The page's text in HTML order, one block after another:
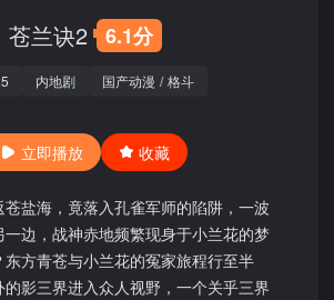
苍兰诀2 6.1分
内地剧 国产动漫 / 格斗
立即播放 收藏
盐海，竟落入孔雀军师的陷阱，一波
边，战神赤地频繁现身于小兰花的梦
方青苍与小兰花的冤家旅程行至半
影三界进入众人视野，一个关乎三界